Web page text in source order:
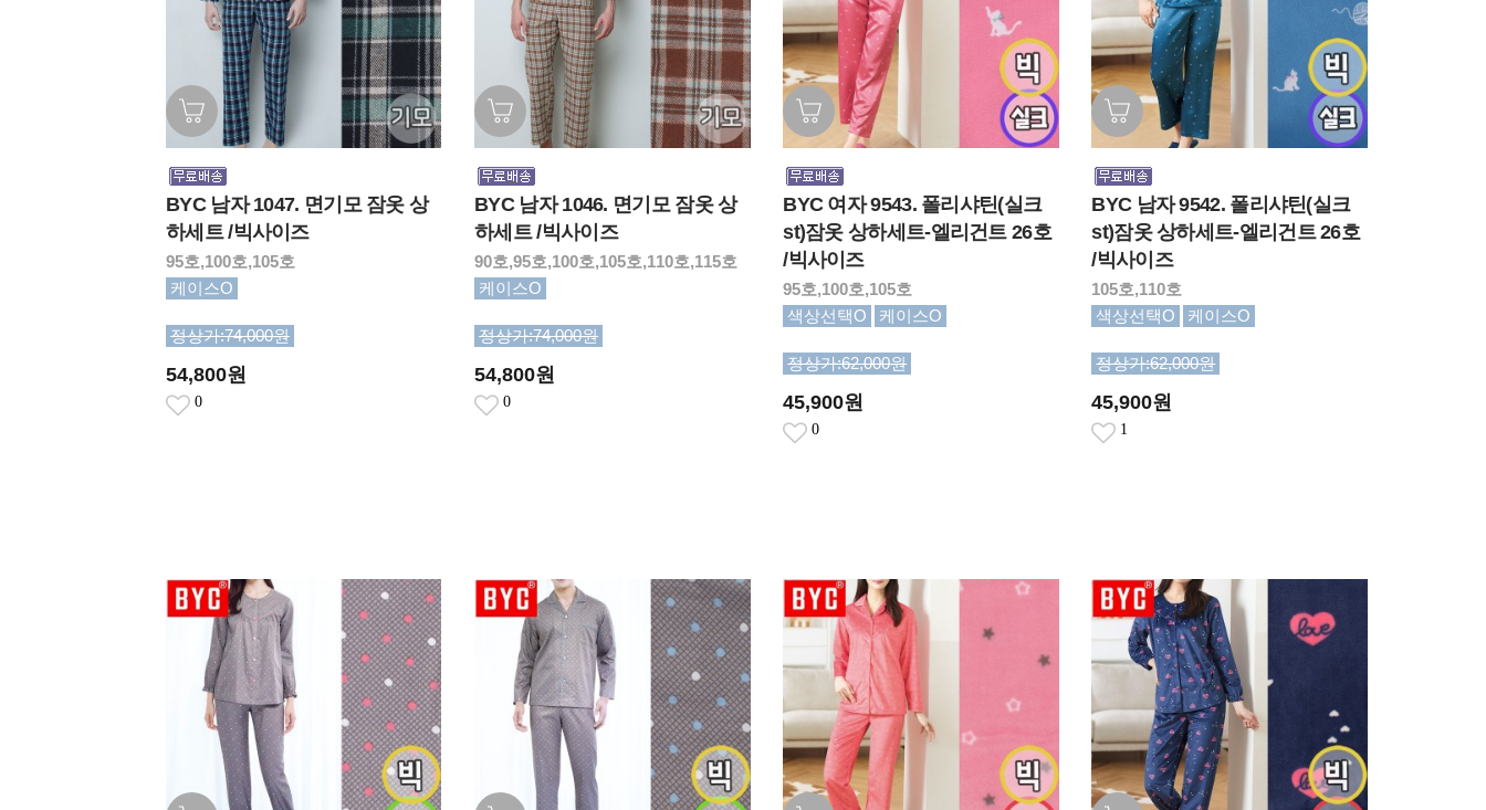
BYC 남자 1047. 면기모 잠옷 상
하세트 /빅사이즈
95호,100호,105호
케이스O
정상가:74,000원
54,800원
0
BYC 남자 1046. 면기모 잠옷 상
하세트 /빅사이즈
90호,95호,100호,105호,110호,115호
케이스O
정상가:74,000원
54,800원
0
BYC 여자 9543. 폴리샤틴(실크
st)잠옷 상하세트-엘리건트 26호
/빅사이즈
95호,100호,105호
색상선택O
케이스O
정상가:62,000원
45,900원
0
BYC 남자 9542. 폴리샤틴(실크
st)잠옷 상하세트-엘리건트 26호
/빅사이즈
105호,110호
색상선택O
케이스O
정상가:62,000원
45,900원
1